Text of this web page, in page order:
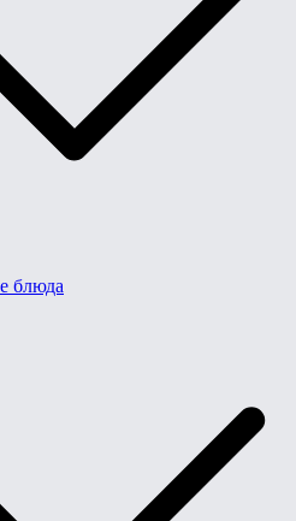
блюда